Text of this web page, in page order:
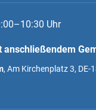
Uhr
anschließendem
, Am Kirchenplatz 3, DE-